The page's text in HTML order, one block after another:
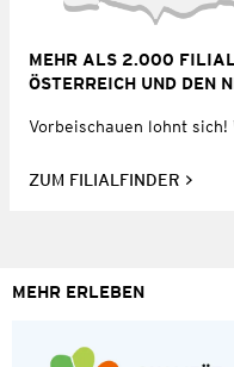
MEHR ALS 2.000
ÖSTERREICH UND DEN
Vorbeischauen lohnt
ZUM FILIALFINDER
MEHR ERLEBEN